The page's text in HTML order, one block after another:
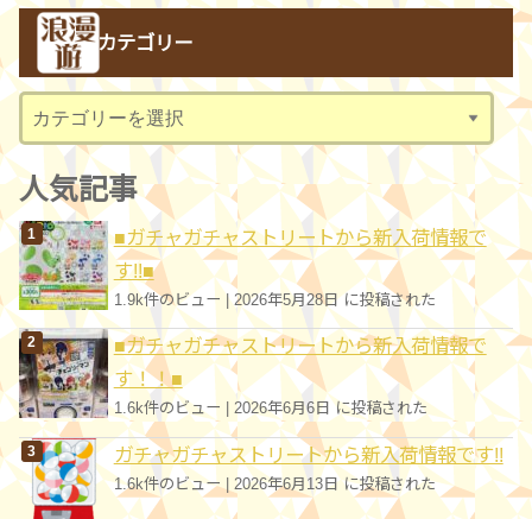
ブ
カテゴリー
テ
ゴ
リ
ー
人気記事
■ガチャガチャストリートから新入荷情報で
す!!■
1.9k件のビュー |2026年5月28日 に投稿された
■ガチャガチャストリートから新入荷情報で
す！！■
1.6k件のビュー 2026年6月6日 に投稿された
ガチャガチャストリートから新入荷情報です!!
1.6k件のビュー| 2026年6月13日 に投稿された